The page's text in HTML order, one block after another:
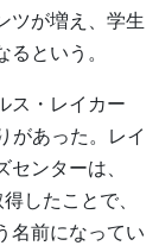
ツが増え、学生
という。
ス・レイカー
があった。レイ
ンターは、
したことで、
名前になってい